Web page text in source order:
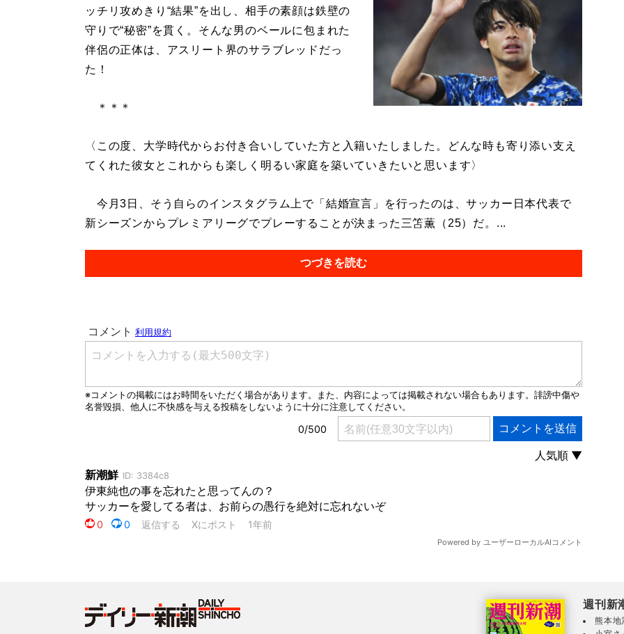
ッチリ攻めきり“結果”を出し、相手の素顔は鉄壁の
守りで“秘密”を貫く。そんな男のベールに包まれた
伴侶の正体は、アスリート界のサラブレッドだっ
た！
＊＊＊
〈この度、大学時代からお付き合いしていた方と入籍いたしました。どんな時も寄り添い支え
てくれた彼女とこれからも楽しく明るい家庭を築いていきたいと思います〉
今月3日、そう自らのインスタグラム上で「結婚宣言」を行ったのは、サッカー日本代表で
新シーズンからプレミアリーグでプレーすることが決まった三笘薫（25）だ。...
つづきを読む
週刊新
熊本